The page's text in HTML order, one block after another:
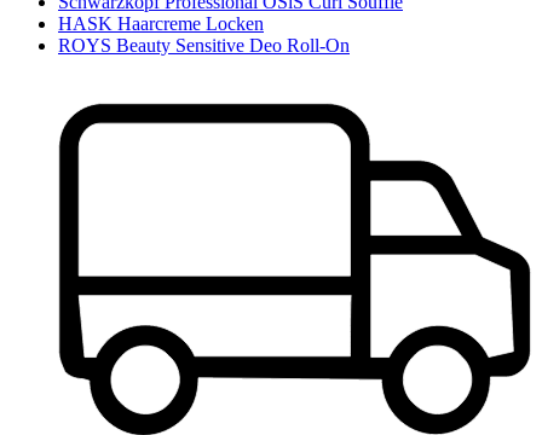
HASK Haarcreme Locken
ROYS Beauty Sensitive Deo Roll-On